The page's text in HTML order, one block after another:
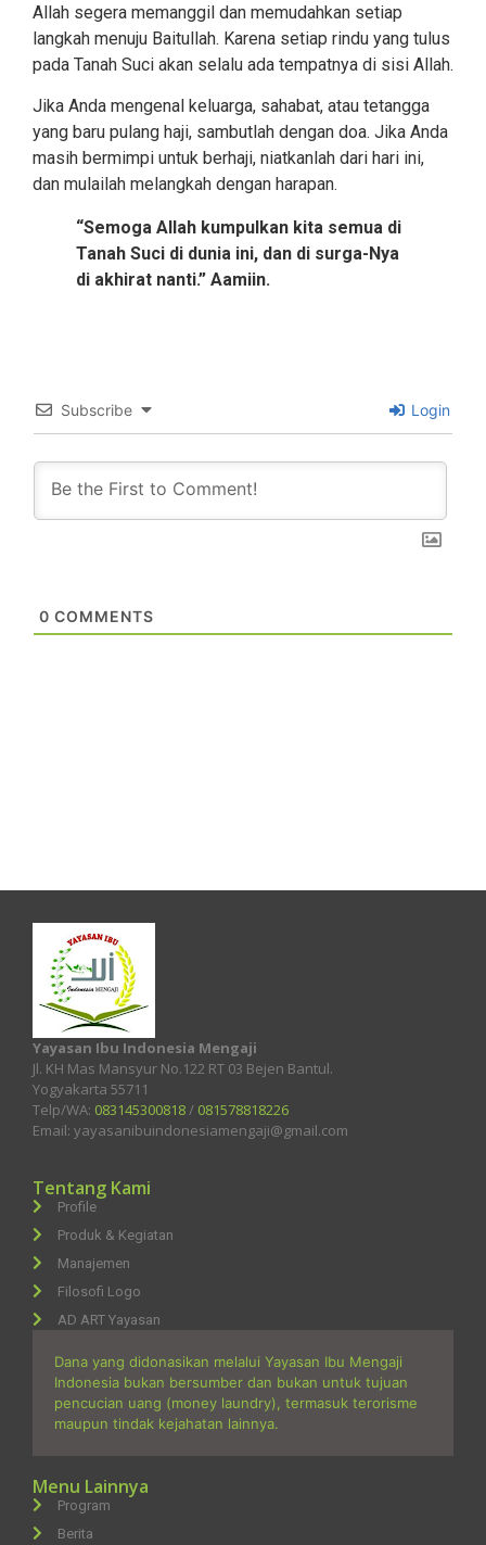
Allah segera memanggil dan memudahkan setiap
langkah menuju Baitullah. Karena setiap rindu yang tulus
pada Tanah Suci akan selalu ada tempatnya di sisi Allah.
Jika Anda mengenal keluarga, sahabat, atau tetangga
yang baru pulang haji, sambutlah dengan doa. Jika Anda
masih bermimpi untuk berhaji, niatkanlah dari hari ini,
dan mulailah melangkah dengan harapan.
“Semoga Allah kumpulkan kita semua di
Tanah Suci di dunia ini, dan di surga-Nya
di akhirat nanti.” Aamiin.
Subscribe Login
0 COMMENTS
Yayasan Ibu Indonesia Mengaji
Jl. KH Mas Mansyur No.122 RT 03 Bejen Bantul.
Yogyakarta 55711
Telp/WA: 083145300818/ 081578818226
Email: yayasanibuindonesiamengaji@gmail.com
Tentang Kami
Profile
Produk & Kegiatan
Manajemen
Filosofi Logo
AD ART Yayasan
Dana yang didonasikan melalui Yayasan Ibu Mengaji
Indonesia bukan bersumber dan bukan untuk tujuan
pencucian uang (money laundry), termasuk terorisme
maupun tindak kejahatan lainnya.
Menu Lainnya
Program
Berita